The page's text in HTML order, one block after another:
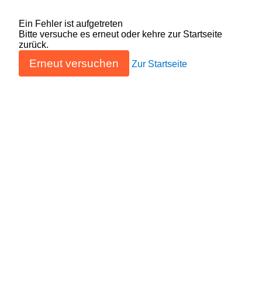
Ein Fehler ist aufgetreten
Bitte versuche es erneut oder kehre zur Startseite
zurück.
Erneut versuchen Zur Startseite